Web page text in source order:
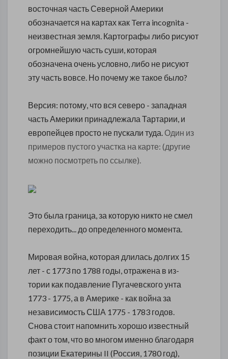
восточная часть Северной Америки
обозначается на картах как Terra incognita -
неизвестная земля. Картографы либо рисуют
огромнейшую часть суши, которая
обозначена очень условно, либо не рисуют
эту часть вовсе. Но почему же такое было?
Версия: потому, что вся северо - западная
часть Америки принадлежала Тартарии, и
европейцев просто не пускали туда. Один из
примеров пустого участка на карте: (другие
можно посмотреть по ссылке).
Это была граница, за которую никто не смел
переходить... до определенного момента.
Мировая война, которая длилась долгих 15
лет - с 1773 по 1788 годы, отражена в из-
тории как подавление Пугачевского унта
1773 - 1775, а в Америке - как война за
независимость США 1775 - 1783 годов.
Снова стоит напомнить хорошо известный
факт о том, что во многом именно благодаря
позиции Екатерины II (Россия, 1780 год),